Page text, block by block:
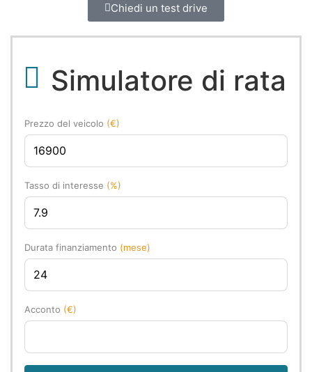
Chiedi un test drive
Simulatore di rata
Prezzo del veicolo (€)
Tasso di interesse (%)
Durata finanziamento (mese)
Acconto (€)